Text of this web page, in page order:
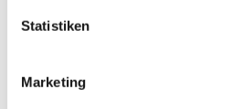
Statistiken
Marketing